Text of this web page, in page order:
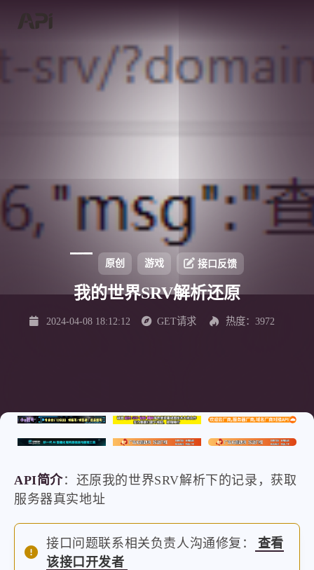
原创 游戏 接口反馈
我的世界SRV解析还原
2024-04-08 18:12:12 GET请求 热度：3972
API简介：还原我的世界SRV解析下的记录，获取
服务器真实地址
接口问题联系相关负责人沟通修复：
查看
该接口开发者